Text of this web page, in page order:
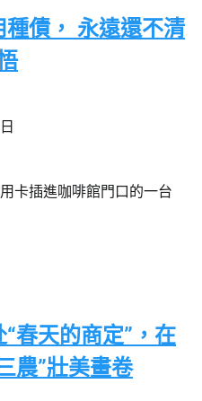
債， 永遠還不清
卡插進咖啡館門口的一台
春天的商定”，在
農”壯美畫卷